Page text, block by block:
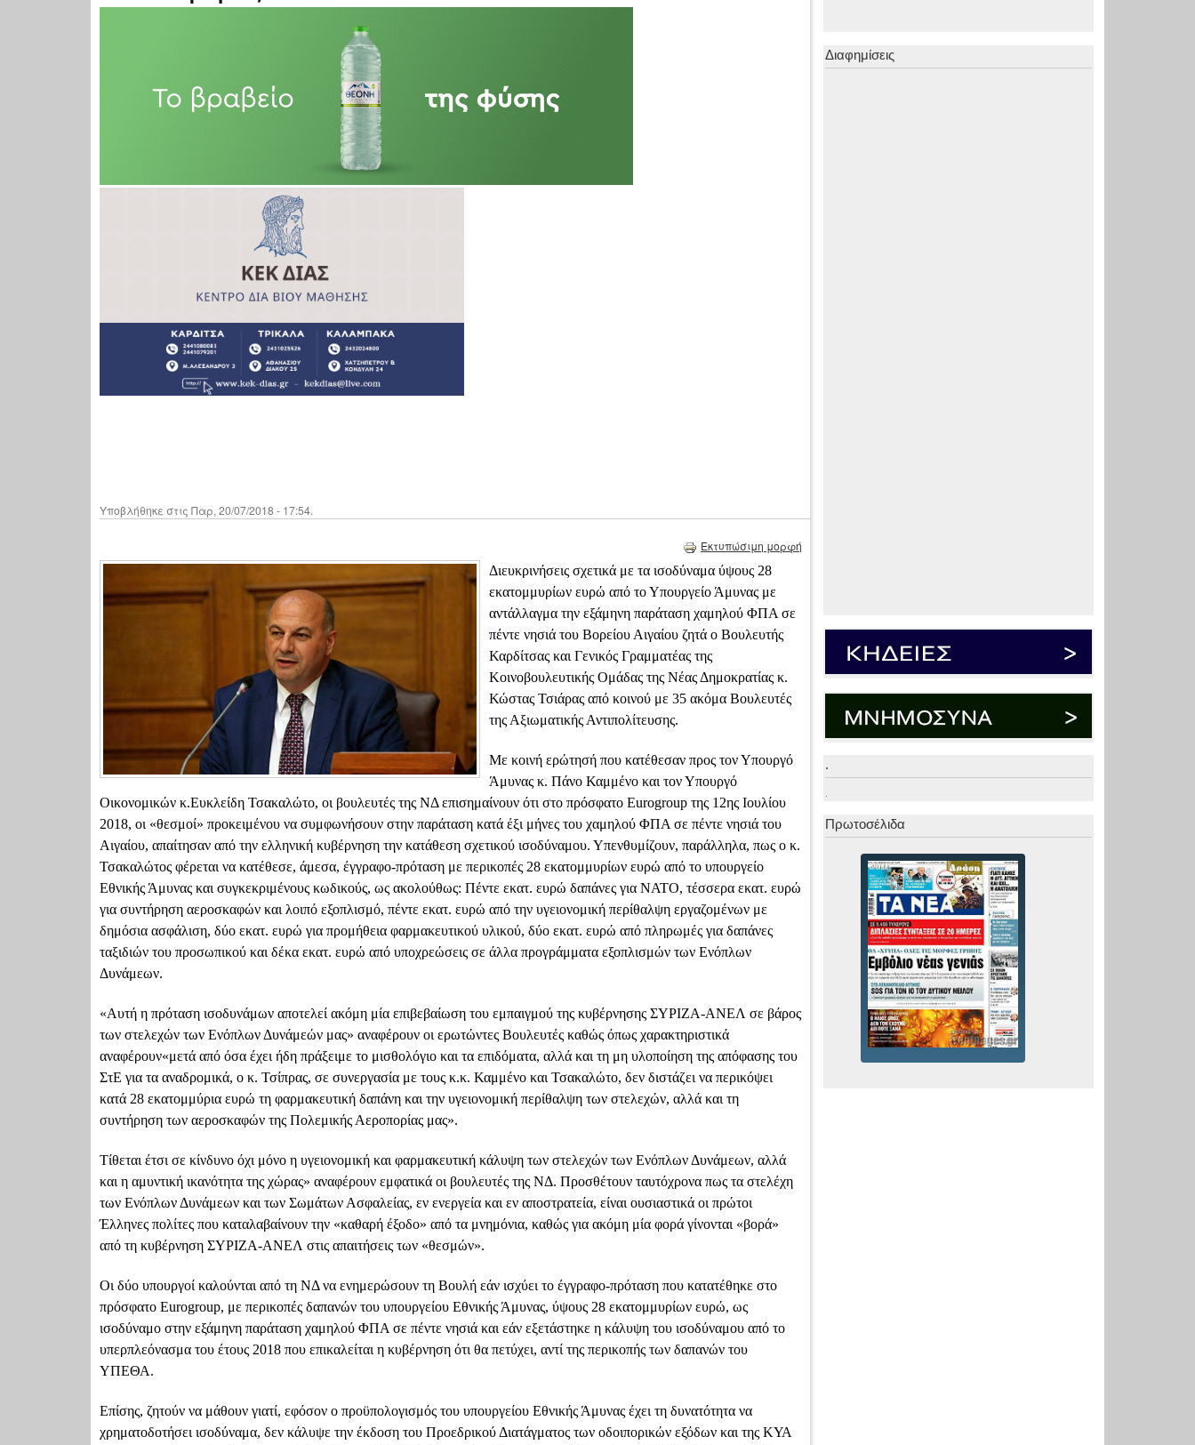
Υποβλήθηκε στις Παρ, 20/07/2018 - 17:54.
Εκτυπώσιμη μορφή
Διευκρινήσεις σχετικά με τα ισοδύναμα ύψους 28
εκατομμυρίων ευρώ από το Υπουργείο Άμυνας με
αντάλλαγμα την εξάμηνη παράταση χαμηλού ΦΠΑ σε
πέντε νησιά του Βορείου Αιγαίου ζητά ο Βουλευτής
Καρδίτσας και Γενικός Γραμματέας της
Κοινοβουλευτικής Ομάδας της Νέας Δημοκρατίας κ.
Κώστας Τσιάρας από κοινού με 35 ακόμα Βουλευτές
της Αξιωματικής Αντιπολίτευσης.
Με κοινή ερώτησή που κατέθεσαν προς τον Υπουργό
Άμυνας κ. Πάνο Καμμένο και τον Υπουργό
Οικονομικών κ.Ευκλείδη Τσακαλώτο, οι βουλευτές της ΝΔ επισημαίνουν ότι στο πρόσφατο Eurogroup της 12ης Ιουλίου
2018, οι «θεσμοί» προκειμένου να συμφωνήσουν στην παράταση κατά έξι μήνες του χαμηλού ΦΠΑ σε πέντε νησιά του
Αιγαίου, απαίτησαν από την ελληνική κυβέρνηση την κατάθεση σχετικού ισοδύναμου. Υπενθυμίζουν, παράλληλα, πως ο κ.
Τσακαλώτος φέρεται να κατέθεσε, άμεσα, έγγραφο-πρόταση με περικοπές 28 εκατομμυρίων ευρώ από το υπουργείο
Εθνικής Άμυνας και συγκεκριμένους κωδικούς, ως ακολούθως: Πέντε εκατ. ευρώ δαπάνες για ΝΑΤΟ, τέσσερα εκατ. ευρώ
για συντήρηση αεροσκαφών και λοιπό εξοπλισμό, πέντε εκατ. ευρώ από την υγειονομική περίθαλψη εργαζομένων με
δημόσια ασφάλιση, δύο εκατ. ευρώ για προμήθεια φαρμακευτικού υλικού, δύο εκατ. ευρώ από πληρωμές για δαπάνες
ταξιδιών του προσωπικού και δέκα εκατ. ευρώ από υποχρεώσεις σε άλλα προγράμματα εξοπλισμών των Ενόπλων
Δυνάμεων.
«Αυτή η πρόταση ισοδυνάμων αποτελεί ακόμη μία επιβεβαίωση του εμπαιγμού της κυβέρνησης ΣΥΡΙΖΑ-ΑΝΕΛ σε βάρος
των στελεχών των Ενόπλων Δυνάμεών μας» αναφέρουν οι ερωτώντες Βουλευτές καθώς όπως χαρακτηριστικά
αναφέρουν«μετά από όσα έχει ήδη πράξειμε το μισθολόγιο και τα επιδόματα, αλλά και τη μη υλοποίηση της απόφασης του
ΣτΕ για τα αναδρομικά, ο κ. Τσίπρας, σε συνεργασία με τους κ.κ. Καμμένο και Τσακαλώτο, δεν διστάζει να περικόψει
κατά 28 εκατομμύρια ευρώ τη φαρμακευτική δαπάνη και την υγειονομική περίθαλψη των στελεχών, αλλά και τη
συντήρηση των αεροσκαφών της Πολεμικής Αεροπορίας μας».
Τίθεται έτσι σε κίνδυνο όχι μόνο η υγειονομική και φαρμακευτική κάλυψη των στελεχών των Ενόπλων Δυνάμεων, αλλά
και η αμυντική ικανότητα της χώρας» αναφέρουν εμφατικά οι βουλευτές της ΝΔ. Προσθέτουν ταυτόχρονα πως τα στελέχη
των Ενόπλων Δυνάμεων και των Σωμάτων Ασφαλείας, εν ενεργεία και εν αποστρατεία, είναι ουσιαστικά οι πρώτοι
Έλληνες πολίτες που καταλαβαίνουν την «καθαρή έξοδο» από τα μνημόνια, καθώς για ακόμη μία φορά γίνονται «βορά»
από τη κυβέρνηση ΣΥΡΙΖΑ-ΑΝΕΛ στις απαιτήσεις των «θεσμών».
Οι δύο υπουργοί καλούνται από τη ΝΔ να ενημερώσουν τη Βουλή εάν ισχύει το έγγραφο-πρόταση που κατατέθηκε στο
πρόσφατο Eurogroup, με περικοπές δαπανών του υπουργείου Εθνικής Άμυνας, ύψους 28 εκατομμυρίων ευρώ, ως
ισοδύναμο στην εξάμηνη παράταση χαμηλού ΦΠΑ σε πέντε νησιά και εάν εξετάστηκε η κάλυψη του ισοδύναμου από το
υπερπλεόνασμα του έτους 2018 που επικαλείται η κυβέρνηση ότι θα πετύχει, αντί της περικοπής των δαπανών του
ΥΠΕΘΑ.
Επίσης, ζητούν να μάθουν γιατί, εφόσον ο προϋπολογισμός του υπουργείου Εθνικής Άμυνας έχει τη δυνατότητα να
χρηματοδοτήσει ισοδύναμα, δεν κάλυψε την έκδοση του Προεδρικού Διατάγματος των οδοιπορικών εξόδων και της ΚΥΑ
Διαφημίσεις
.
.
Πρωτοσέλιδα